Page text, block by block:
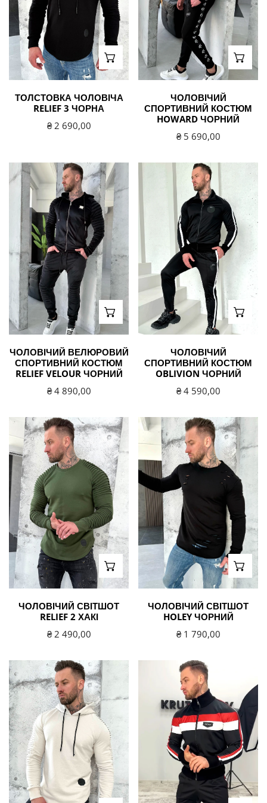
ВИБЕРІТЬ ВАРІАНТИ
ТОЛСТОВКА ЧОЛОВІЧА
RELIEF 3 ЧОРНА
Звичайна
₴ 2 690,00
ЧОЛОВІЧИЙ
СПОРТИВНИЙ КОСТЮМ
HOWARD ЧОРНИЙ
Звичайна
₴ 5 690,00
Чоловічий
велюровий
спортивний
костюм
RELIEF
VELOUR
чорний
ВИБЕРІТЬ ВАРІАНТИ
ЧОЛОВІЧИЙ ВЕЛЮРОВИЙ
СПОРТИВНИЙ КОСТЮМ
RELIEF VELOUR ЧОРНИЙ
Звичайна
₴ 4 890,00
Чоловічий
спортивний
OBLIVION
ЧОЛОВІЧИЙ
СПОРТИВНИЙ КОСТЮМ
OBLIVION ЧОРНИЙ
Звичайна
₴ 4 590,00
Чоловічий
світшот
RELIEF
2
хакі
ВИБЕРІТЬ ВАРІАНТИ
ЧОЛОВІЧИЙ СВІТШОТ
RELIEF 2 ХАКІ
Звичайна
₴ 2 490,00
Чоловічий
світшот
HOLEY
чорний
ЧОЛОВІЧИЙ СВІТШОТ
HOLEY ЧОРНИЙ
Звичайна
₴ 1 790,00
Толстовка
чоловіча
RELIEF
3
бежева
Чоловічий
спортивний
костюм
SPORT